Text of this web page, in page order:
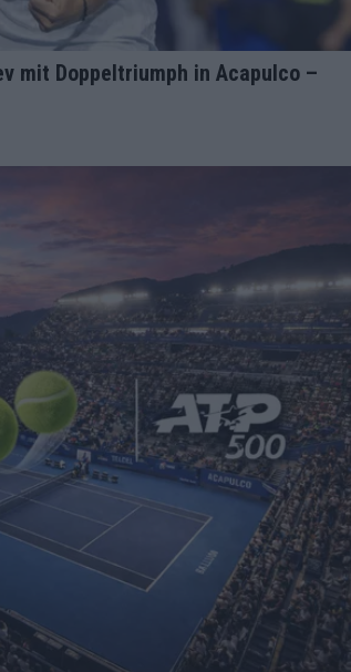
mit Doppeltriumph in Acapulco –